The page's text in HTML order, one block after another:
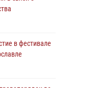
в фестивале
во